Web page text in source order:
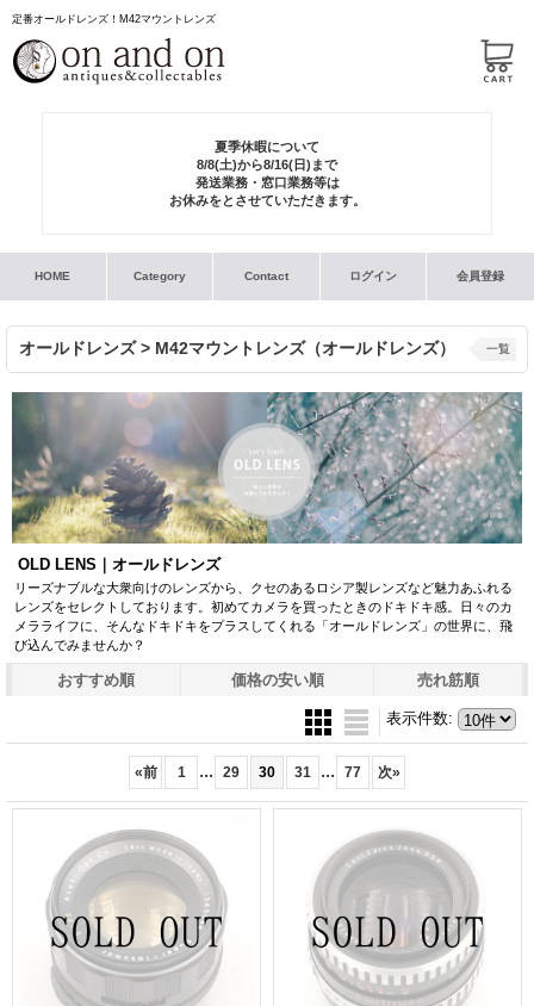
定番オールドレンズ！M42マウントレンズ
夏季休暇について
8/8(土)から8/16(日)まで
発送業務・窓口業務等は
お休みをとさせていただきます。
HOME Category Contact ログイン 会員登録
オールドレンズ > M42マウントレンズ（オールドレンズ）
OLD LENS｜オールドレンズ
リーズナブルな大衆向けのレンズから、クセのあるロシア製レンズなど魅力あふれる
レンズをセレクトしております。初めてカメラを買ったときのドキドキ感。日々のカ
メラライフに、そんなドキドキをプラスしてくれる「オールドレンズ」の世界に、飛
び込んでみませんか？
一覧
おすすめ順 価格の安い順 売れ筋順
表示件数:
«前 1 ... 29 30 31 ... 77 次»